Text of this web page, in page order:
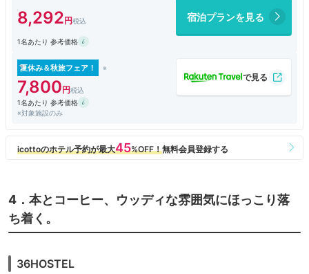
・部屋に水ペットボトル1本サービス
悪かった点
・朝食は美味しかったが、広島グルメが無い
・エレベーターが2基しかなく、満室の場合は待つこともありそう
8,292 宿泊プランを見る
1名あたり 参考価格
夏休み＆秋旅フェア！
7,800
1名あたり 参考価格
※対象施設のみ
4．本とコーヒー、ウッディな雰囲気にほっこり落
ち着く。
36HOSTEL